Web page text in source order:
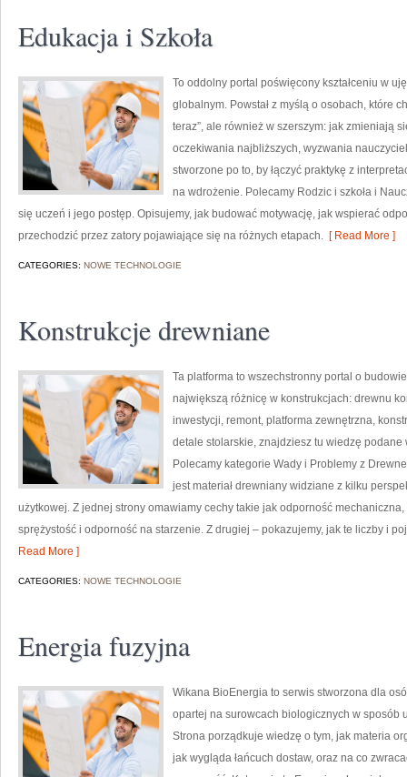
Edukacja i Szkoła
To oddolny portal poświęcony kształceniu w
globalnym. Powstał z myślą o osobach, które
teraz”, ale również w szerszym: jak zmieniają
oczekiwania najbliższych, wyzwania
stworzone po to, by łączyć praktykę z
na wdrożenie. Polecamy Rodzic i szkoła i
się uczeń i jego postęp. Opisujemy, jak budować motywację, jak wspierać
przechodzić przez zatory pojawiające się na różnych etapach. [ Read More ]
CATEGORIES: NOWE TECHNOLOGIE
Konstrukcje drewniane
Ta platforma to wszechstronny portal o
największą różnicę w konstrukcjach: drewnu
inwestycji, remont, platforma zewnętrzna,
detale stolarskie, znajdziesz tu wiedzę
Polecamy kategorie Wady i Problemy z
jest materiał drewniany widziane z kilku
użytkowej. Z jednej strony omawiamy cechy takie jak odporność
sprężystość i odporność na starzenie. Z drugiej – pokazujemy, jak te liczby i
Read More ]
CATEGORIES: NOWE TECHNOLOGIE
Energia fuzyjna
Wikana BioEnergia to serwis stworzona dla
opartej na surowcach biologicznych w sposób
Strona porządkuje wiedzę o tym, jak materia
jak wygląda łańcuch dostaw, oraz na co